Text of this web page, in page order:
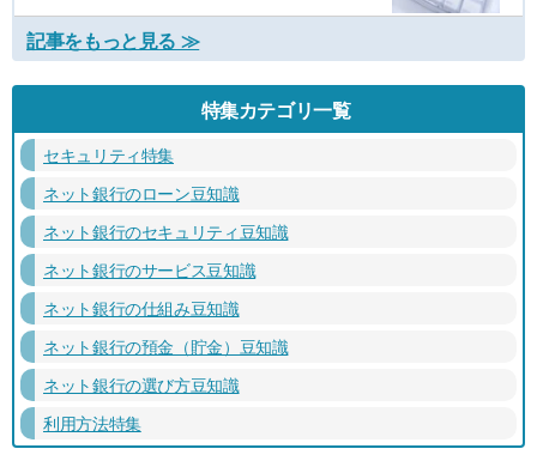
記事をもっと見る ≫
特集カテゴリ一覧
セキュリティ特集
ネット銀行のローン豆知識
ネット銀行のセキュリティ豆知識
ネット銀行のサービス豆知識
ネット銀行の仕組み豆知識
ネット銀行の預金（貯金）豆知識
ネット銀行の選び方豆知識
利用方法特集